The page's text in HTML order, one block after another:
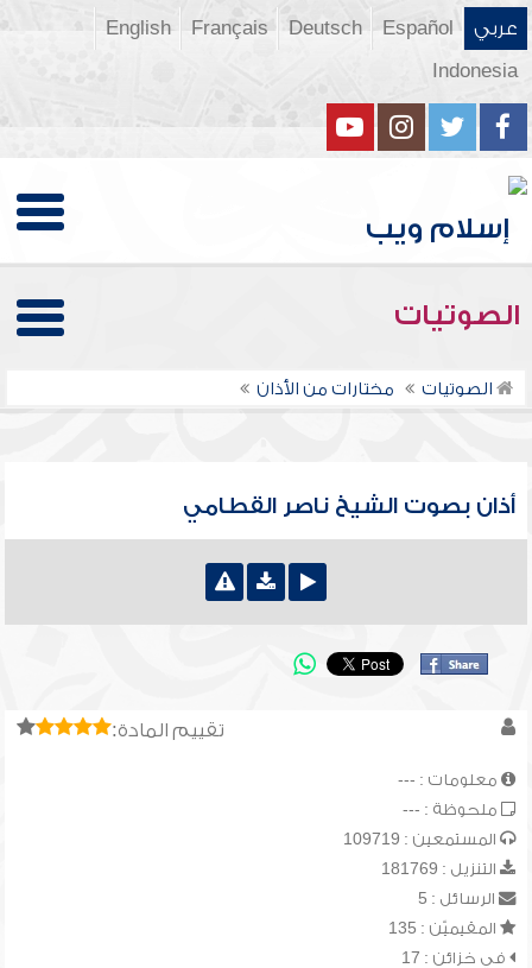
عربي Español
Deutsch
Français
English
Indonesia
الصوتيات
الصوتيات مختارات من الأذان
أذان بصوت الشيخ ناصر القطامي
تقييم المادة:
معلومات : ---
ملحوظة : ---
المستمعين : 109719
التنزيل : 181769
الرسائل : 5
المقيميّن : 135
في خزائن : 17